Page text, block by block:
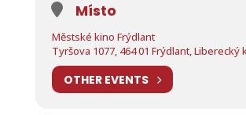
Místo
Městské kino Frýdlant
Tyršova 1077, 464 01 Frýdlant, Liberecký
OTHER EVENTS